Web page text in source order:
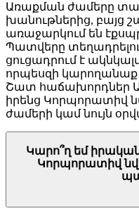
Առաքման ժամերը
խանութներից, բայց
առաջարկում են
Պատվերը
ցուցադրում է
որպեսզի կարողանաք
Շատ հաճախորդներ
իրենց Կորպորատիվ
ժամերի կամ նույն
Կարո՞ղ եմ
Կորպորատիվ